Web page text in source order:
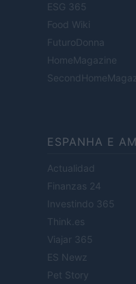
ESG 365
Food Wiki
FuturoDonna
HomeMagazine
ESPANHA E
Actualidad
Finanzas 24
Investindo 365
Think.es
Viajar 365
ES Newz
Pet Story